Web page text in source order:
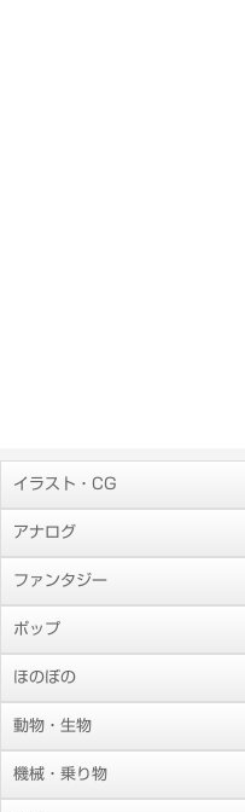
イラスト・CG
アナログ
ファンタジー
ポップ
ほのぼの
動物・生物
機械・乗り物